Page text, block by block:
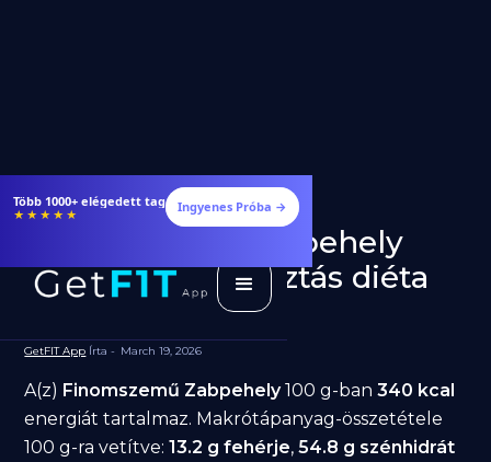
Több 1000+ elégedett tag
★★★★★ Ingyenes Próba →
Finomszemű Zabpehely
fogyásra: jó választás diéta
GetFIT App Írta - March 19, 2026
A(z) Finomszemű Zabpehely100 g-ban340 kcal
energiát tartalmaz. Makrótápanyag-összetétele
100 g-ra vetítve:13.2 g fehérje,54.8 g szénhidrát